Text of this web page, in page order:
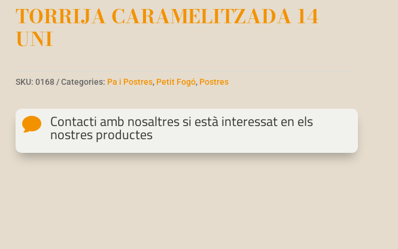
TORRIJA CARAMELITZADA 14
UNI
SKU:0168 Categories: Pa i Postres, Petit Fogó, Postres
 Contacti amb nosaltres si està interessat en els
nostres productes